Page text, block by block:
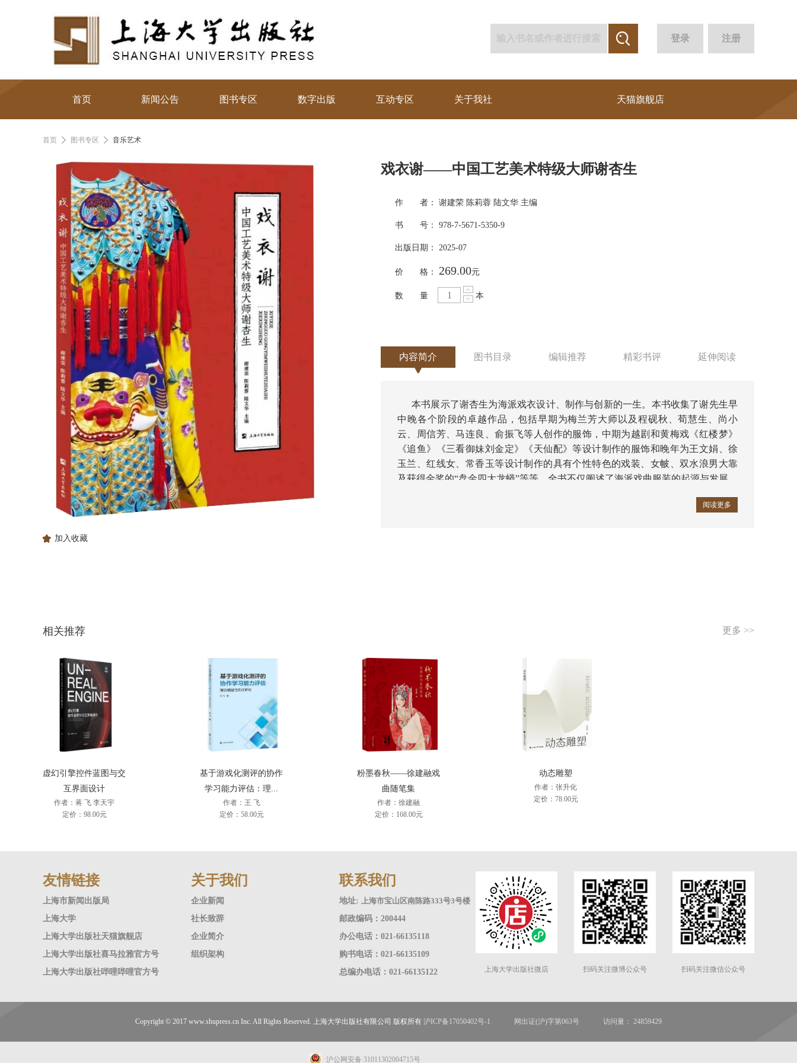
注册
登录
首页 新闻公告 图书专区 数字出版 互动专区 关于我社 天猫旗舰店
首页 图书专区 音乐艺术
加入收藏
戏衣谢——中国工艺美术特级大师谢杏生
作 者： 谢建荣 陈莉蓉 陆文华 主编
书 号： 978-7-5671-5350-9
出版日期： 2025-07
价 格： 269.00元
数 量 本
内容简介 图书目录 编辑推荐 精彩书评 延伸阅读
本书展示了谢杏生为海派戏衣设计、制作与创新的一生。本书收集了谢先生早
中晚各个阶段的卓越作品，包括早期为梅兰芳大师以及程砚秋、荀慧生、尚小
云、周信芳、马连良、俞振飞等人创作的服饰，中期为越剧和黄梅戏《红楼梦》
《追鱼》《三看御妹刘金定》《天仙配》等设计制作的服饰和晚年为王文娟、徐
玉兰、红线女、常香玉等设计制作的具有个性特色的戏装、女帔、双水浪男大靠
及获得金奖的“盘金四大龙蟒”等等。全书不仅阐述了海派戏曲服装的起源与发展，
阅读更多
相关推荐 更多 >>
虚幻引擎控件蓝图与交
互界面设计
作者：蒋 飞 李天宇
定价：98.00元
基于游戏化测评的协作
学习能力评估：理...
作者：王 飞
定价：58.00元
粉墨春秋——徐建融戏
曲随笔集
作者：徐建融
定价：168.00元
动态雕塑
作者：张升化
定价：78.00元
友情链接
上海市新闻出版局
上海大学
上海大学出版社天猫旗舰店
上海大学出版社喜马拉雅官方号
上海大学出版社哔哩哔哩官方号
关于我们
企业新闻
社长致辞
企业简介
组织架构
联系我们
地址: 上海市宝山区南陈路333号3号楼
邮政编码：200444
办公电话：021-66135118
购书电话：021-66135109
总编办电话：021-66135122
上海大学出版社微店 扫码关注微博公众号 扫码关注微信公众号
Copyright © 2017 www.shupress.cn Inc. All Rights Reserved. 上海大学出版社有限公司 版权所有 沪ICP备17050402号-1 网出证(沪)字第063号 访问量： 24859429
沪公网安备 31011302004715号